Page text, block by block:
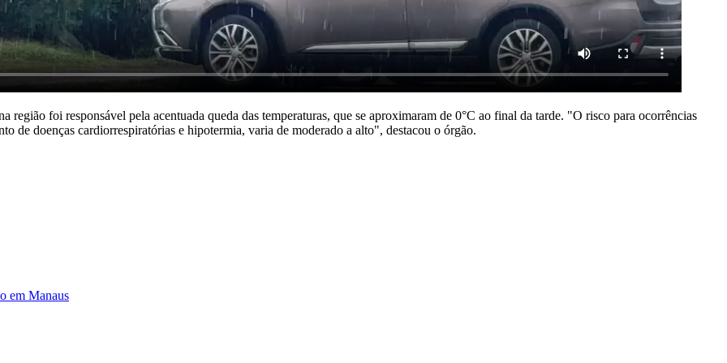
foi responsável pela acentuada queda das temperaturas, que se aproximaram de 0°C ao final da tarde. "O risco para ocorrências
de doenças cardiorrespiratórias e hipotermia, varia de moderado a alto", destacou o órgão.
em Manaus